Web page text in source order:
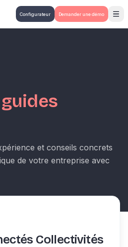
Configurateur Demander une démo
guides
et conseils concrets
de votre entreprise avec
Collectivités